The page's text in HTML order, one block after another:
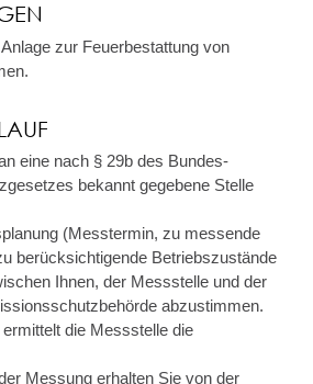
zur Feuerbestattung von
eine nach § 29b des Bundes-
bekannt gegebene Stelle
(Messtermin, zu messende
berücksichtigende Betriebszustände
Ihnen, der Messstelle und der
abzustimmen.
die Messstelle die
Messung erhalten Sie von der